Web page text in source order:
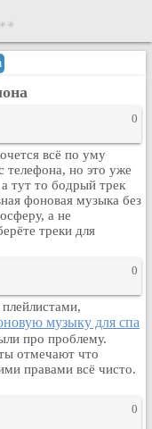
0
всё по уму
телефона, но это уже
тут то бодрый трек
фоновая музыка без
а не
треки для
0
музыку для спа
про проблему.
отмечают что
правами всё чисто.
0